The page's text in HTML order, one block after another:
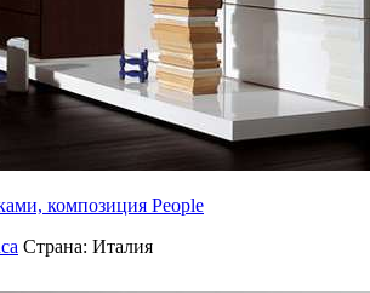
композиция People
Страна: Италия